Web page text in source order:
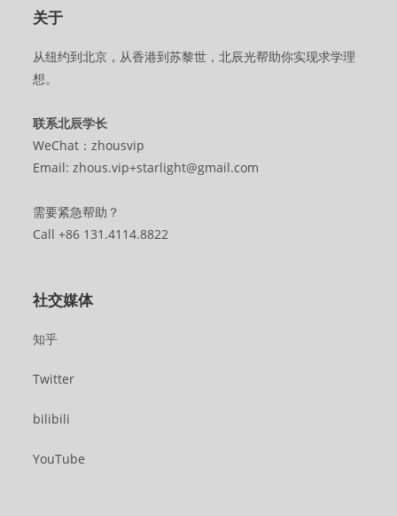
关于
从纽约到北京，从香港到苏黎世，北辰光帮助你实现求学理
想。
联系北辰学长
WeChat：zhousvip
Email: zhous.vip+starlight@gmail.com
需要紧急帮助？
Call +86 131.4114.8822
社交媒体
知乎
Twitter
bilibili
YouTube